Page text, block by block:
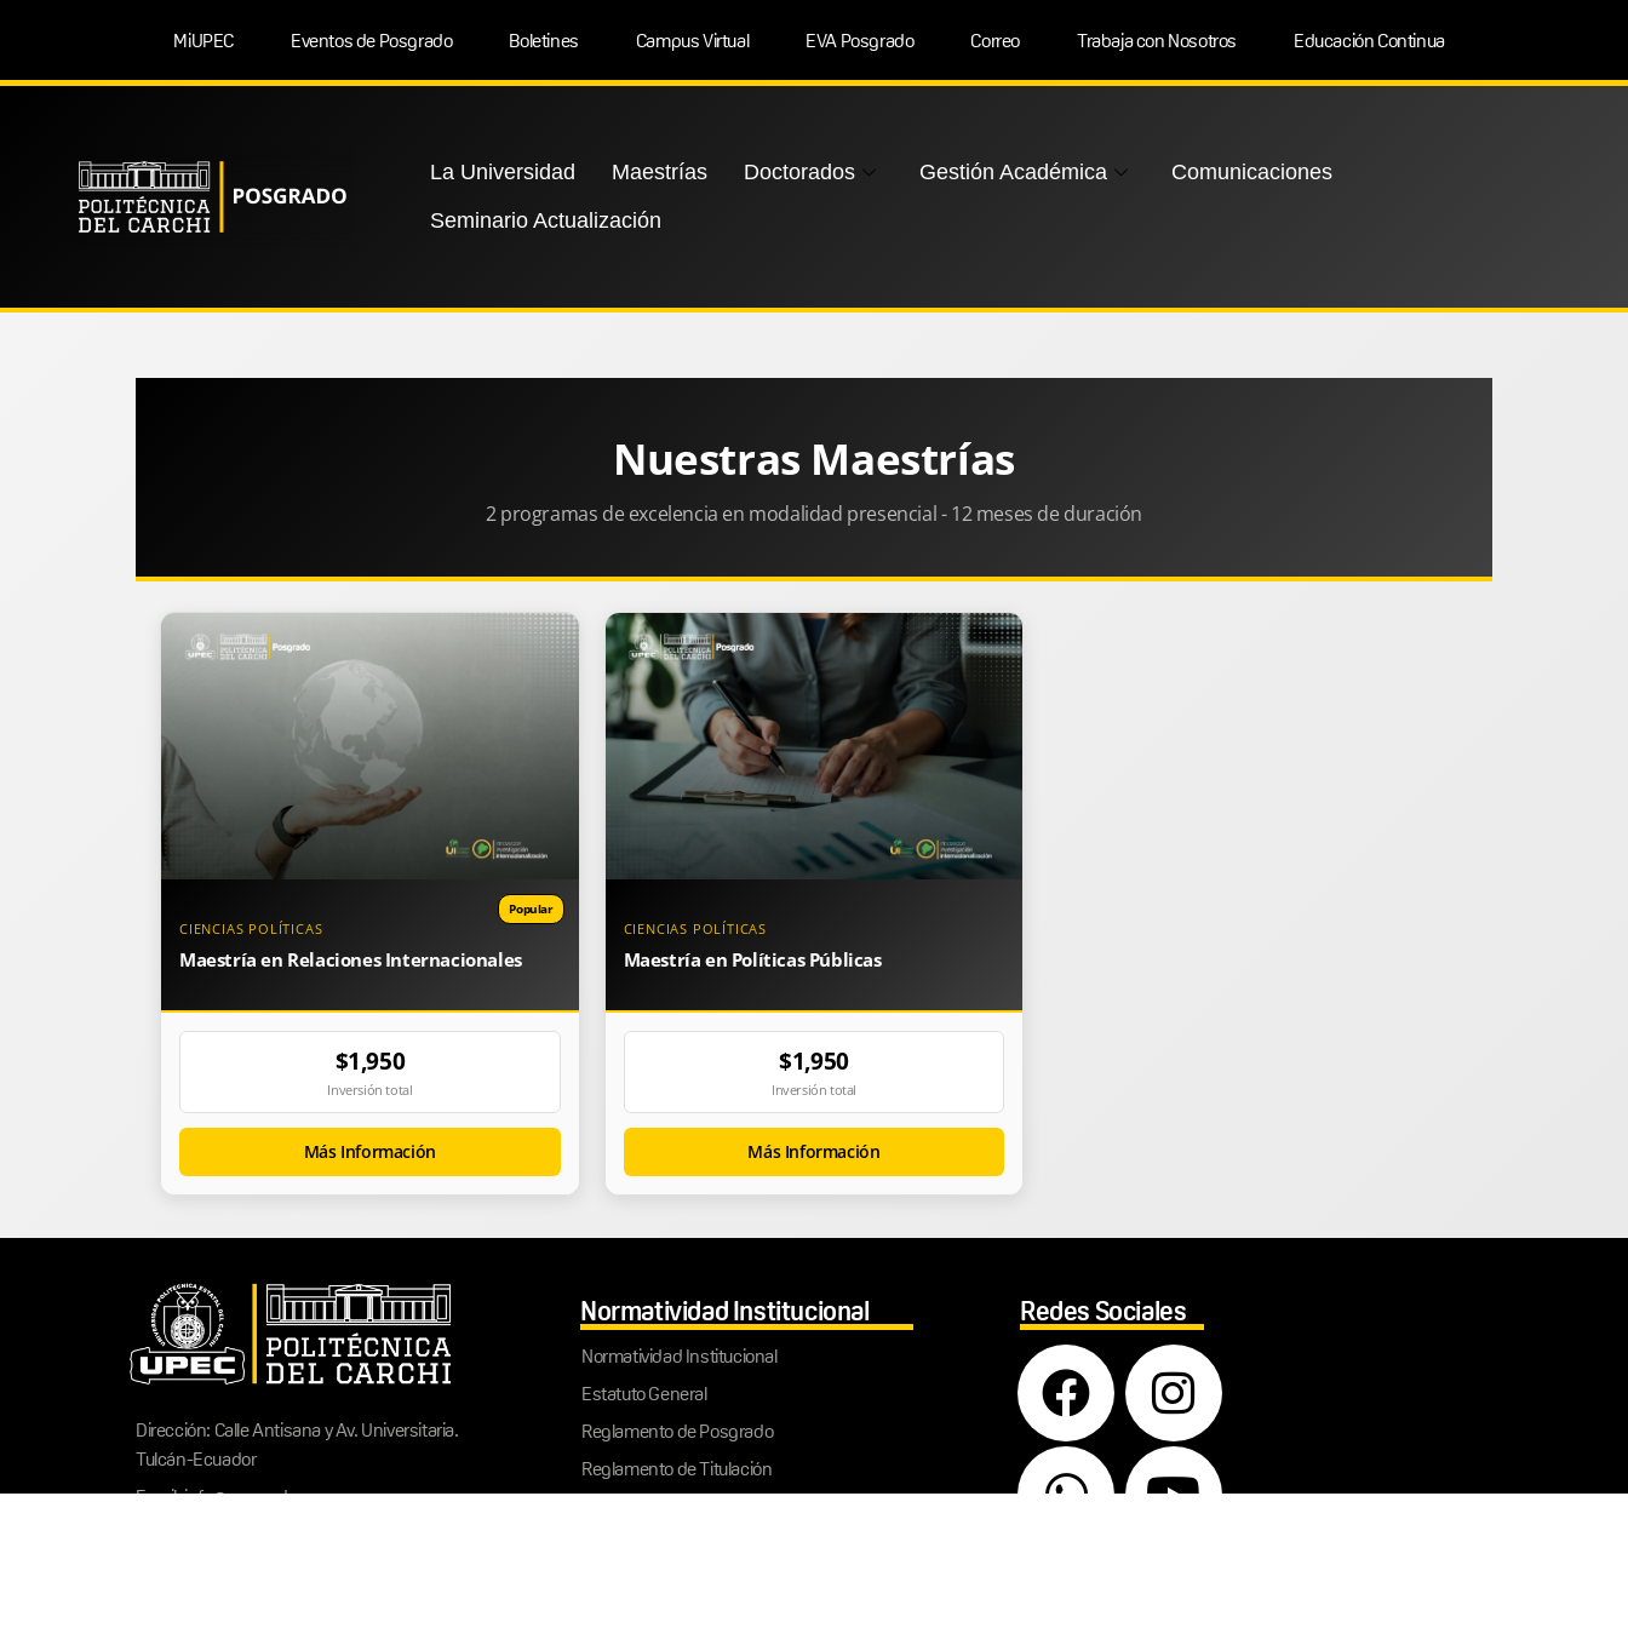
MiUPEC Eventos de Posgrado Boletines Campus Virtual EVA Posgrado Correo Trabaja con Nosotros Educación Continua
La Universidad Maestrías Doctorados Gestión Académica
Comunicaciones
Seminario Actualización
Nuestras Maestrías
2 programas de excelencia en modalidad presencial - 12 meses de duración
CIENCIAS POLÍTICAS
Maestría en Relaciones Internacionales
Popular
$1,950
Inversión total
Más Información
CIENCIAS POLÍTICAS
Maestría en Políticas Públicas
$1,950
Inversión total
Más Información
Dirección: Calle Antisana y Av. Universitaria.
Tulcán-Ecuador
Email: info@upec.edu.ec
Normatividad Institucional
Normatividad Institucional
Estatuto General
Reglamento de Posgrado
Reglamento de Titulación
Redes Sociales